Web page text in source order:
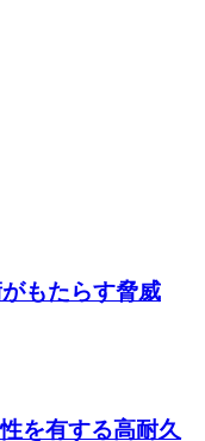
もたらす脅威
を有する高耐久